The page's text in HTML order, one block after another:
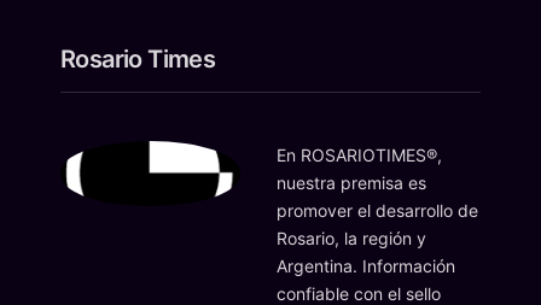
Rosario Times
En ROSARIOTIMES®,
nuestra premisa es
promover el desarrollo de
Rosario, la región y
Argentina. Información
confiable con el sello